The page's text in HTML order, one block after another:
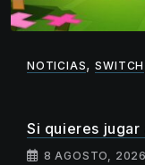
NOTICIAS,SWITCH
Si quieres jugar
8 AGOSTO, 2026